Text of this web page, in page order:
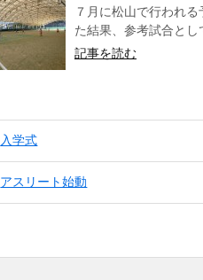
７月に松山で行われ
た結果、参考試合とし
記事を読む
入学式
アスリート始動